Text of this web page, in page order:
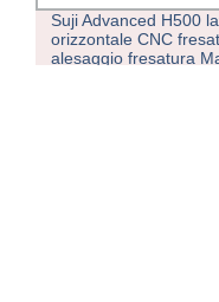
Suji Advanced H500
orizzontale CNC
alesaggio fresatura